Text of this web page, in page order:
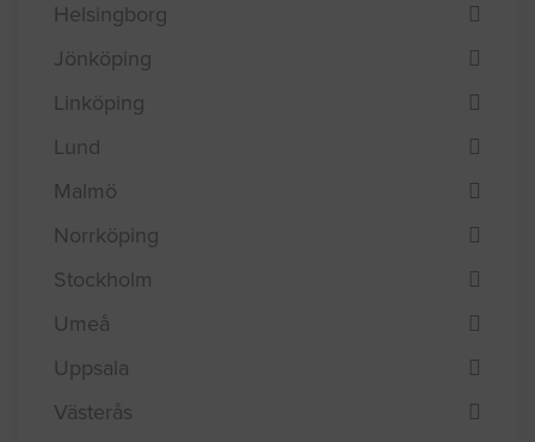
Helsingborg
Jönköping
Linköping
Lund
Malmö
Norrköping
Stockholm
Umeå
Uppsala
Västerås